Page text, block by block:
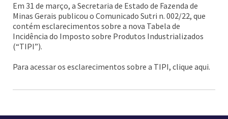
Em 31 de março, a Secretaria de Estado de Fazenda de
Minas Gerais publicou o Comunicado Sutri n. 002/22, que
contém esclarecimentos sobre a nova Tabela de
Incidência do Imposto sobre Produtos Industrializados
(“TIPI”).
Para acessar os esclarecimentos sobre a TIPI, clique aqui.